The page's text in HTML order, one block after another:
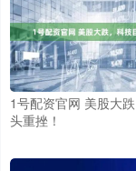
1号配资官网 美股大
头重挫！